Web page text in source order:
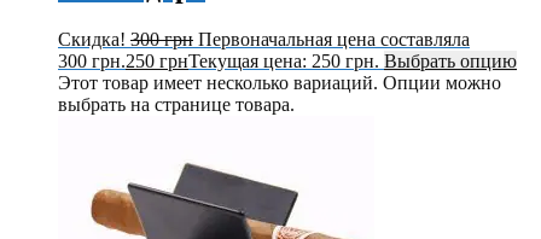
Скидка! 300грн Первоначальная цена составляла
300 грн.250 грнТекущая цена: 250 грн. Выбрать опцию
Этот товар имеет несколько вариаций. Опции можно
выбрать на странице товара.